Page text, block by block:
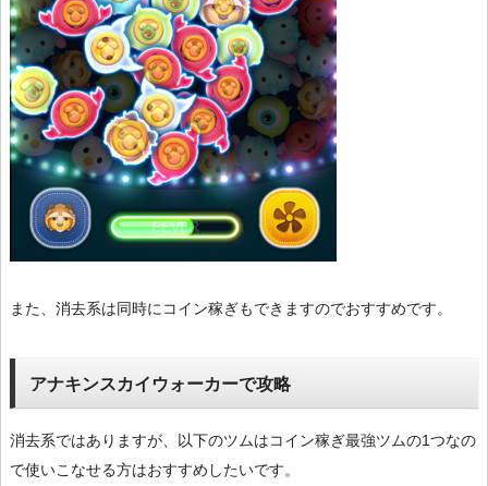
また、消去系は同時にコイン稼ぎもできますのでおすすめです。
アナキンスカイウォーカーで攻略
消去系ではありますが、以下のツムはコイン稼ぎ最強ツムの1つなの
で使いこなせる方はおすすめしたいです。